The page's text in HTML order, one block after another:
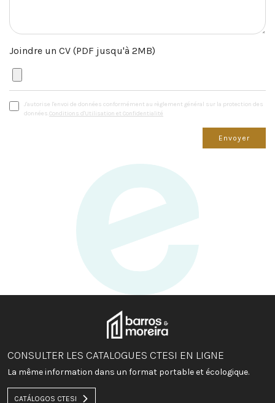
Joindre un CV (PDF jusqu'à 2MB)
J'autorise l'envoi de données conformément au règlement général sur la protection des
données. Conditions d'Utilisation et Confidentialité
Envoyer
CONSULTER LES CATALOGUES CTESI EN LIGNE
La même information dans un format portable et écologique.
CATÁLOGOS CTESI